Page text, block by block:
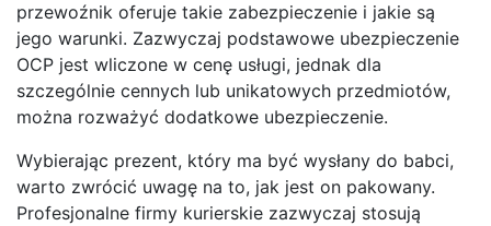
przewoźnik oferuje takie zabezpieczenie i jakie są
jego warunki. Zazwyczaj podstawowe ubezpieczenie
OCP jest wliczone w cenę usługi, jednak dla
szczególnie cennych lub unikatowych przedmiotów,
można rozważyć dodatkowe ubezpieczenie.
Wybierając prezent, który ma być wysłany do babci,
warto zwrócić uwagę na to, jak jest on pakowany.
Profesjonalne firmy kurierskie zazwyczaj stosują